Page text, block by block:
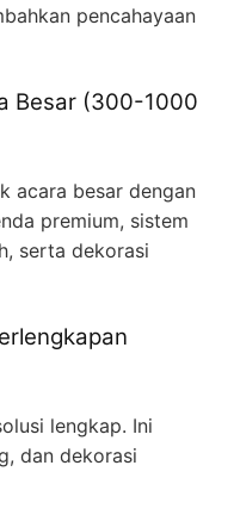
pencahayaan
Besar (300-1000
acara besar dengan
premium, sistem
serta dekorasi
lengkap. Ini
dan dekorasi